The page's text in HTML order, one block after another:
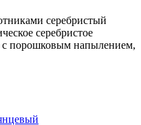
серебристый
серебристое
с порошковым напылением,